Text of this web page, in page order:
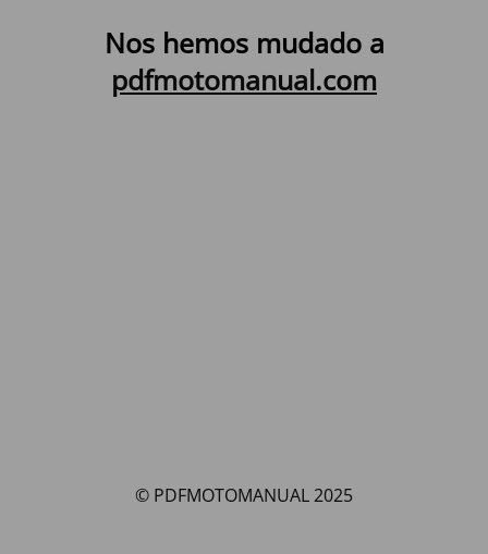
Nos hemos mudado a
pdfmotomanual.com
© PDFMOTOMANUAL 2025